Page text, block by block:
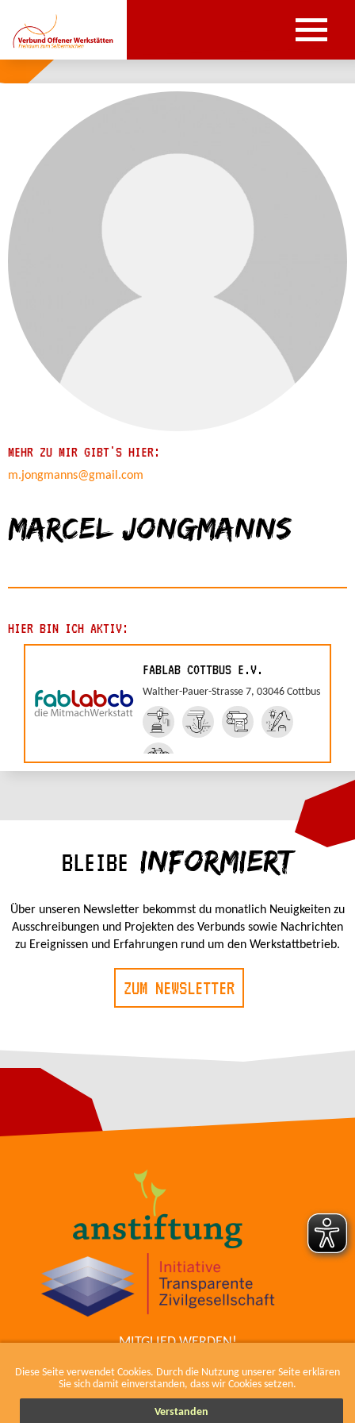
Diese Seite verwendet Cookies. Durch die Nutzung unserer Seite erklären
Sie sich damit einverstanden, dass wir Cookies setzen.
Verstanden
MEHR ZU MIR GIBT'S HIER:
m.jongmanns@gmail.com
Marcel Jongmanns
HIER BIN ICH AKTIV:
FABLAB COTTBUS E.V.
Walther-Pauer-Strasse 7, 03046 Cottbus
BLEIBE INFORMIERT
Über unseren Newsletter bekommst du monatlich Neuigkeiten zu
Ausschreibungen und Projekten des Verbunds sowie Nachrichten
zu Ereignissen und Erfahrungen rund um den Werkstattbetrieb.
ZUM NEWSLETTER
MITGLIED WERDEN!
KONTAKT
IMPRESSUM, KODEX UND DATENSCHUTZ